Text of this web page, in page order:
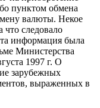
пунктом обмена
валюты. Некое
что следовало
информация была
Министерства
1997 г. О
зарубежных
выраженных в